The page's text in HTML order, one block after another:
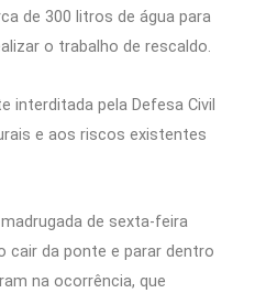
de 300 litros de água para
o trabalho de rescaldo.
interditada pela Defesa Civil
e aos riscos existentes
de sexta-feira
cair da ponte e parar dentro
na ocorrência, que